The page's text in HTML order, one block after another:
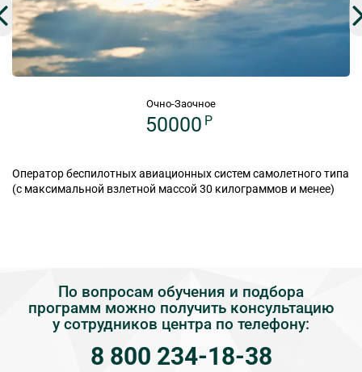
Очно-Заочное
50000 P
Оператор беспилотных авиационных систем самолетного типа
(с максимальной взлетной массой 30 килограммов и менее)
По вопросам обучения и подбора
программ можно получить консультацию
у сотрудников центра по телефону:
8 800 234-18-38